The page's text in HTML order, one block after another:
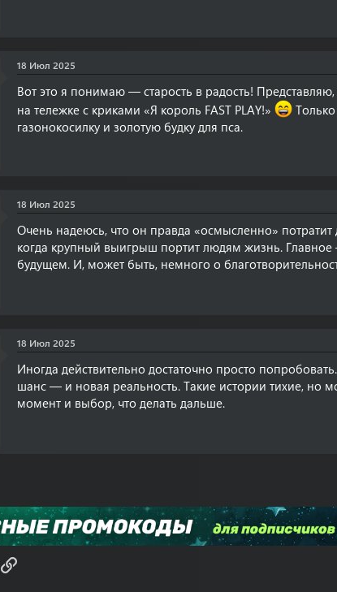
18 Июл 2025
Вот это я понимаю — старость в радость! Представляю,
на тележке с криками «Я король FAST PLAY!»
газонокосилку и золотую будку для пса.
18 Июл 2025
Очень надеюсь, что он правда «осмысленно»
когда крупный выигрыш портит людям жизнь.
будущем. И, может быть, немного о
18 Июл 2025
Иногда действительно достаточно просто
шанс — и новая реальность. Такие истории тихие, но
момент и выбор, что делать дальше.
почта
Ссылка